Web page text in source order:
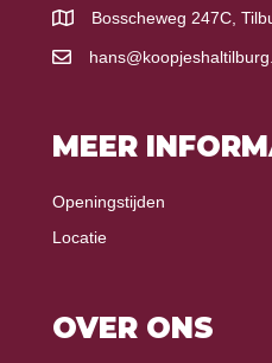
Bosscheweg 247C,
MEER
Openingstijden
Locatie
OVER ONS